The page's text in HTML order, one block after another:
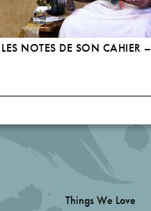
NOTES DE SON CAHIER –
Things We Love